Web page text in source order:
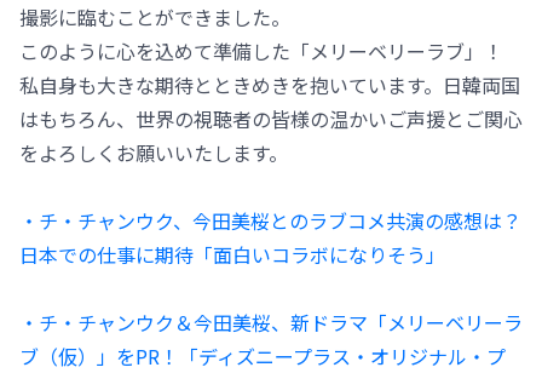
撮影に臨むことができました。
このように心を込めて準備した「メリーベリーラブ」！
私自身も大きな期待とときめきを抱いています。日韓両国
はもちろん、世界の視聴者の皆様の温かいご声援とご関心
をよろしくお願いいたします。
・チ・チャンウク、今田美桜とのラブコメ共演の感想は？
日本での仕事に期待「面白いコラボになりそう」
・チ・チャンウク＆今田美桜、新ドラマ「メリーベリーラ
ブ（仮）」をPR！「ディズニープラス・オリジナル・プ